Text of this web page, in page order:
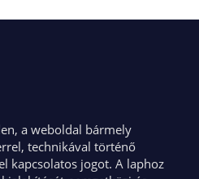
a weboldal bármely
technikával történő
kapcsolatos jogot. A laphoz